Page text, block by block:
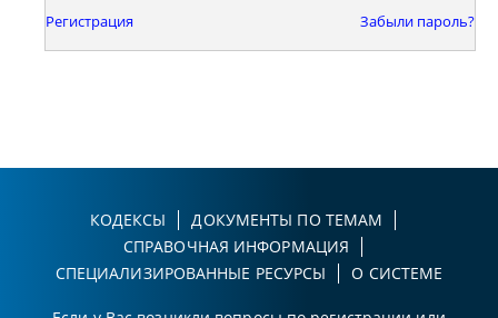
Регистрация Забыли пароль?
КОДЕКСЫ
ДОКУМЕНТЫ ПО ТЕМАМ
СПРАВОЧНАЯ ИНФОРМАЦИЯ
СПЕЦИАЛИЗИРОВАННЫЕ РЕСУРСЫ
О СИСТЕМЕ